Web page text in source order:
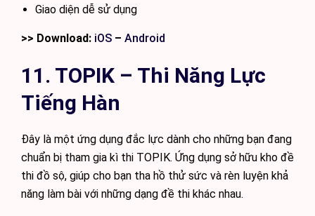
Giao diện dễ sử dụng
>> Download: iOS – Android
11. TOPIK – Thi Năng Lực
Tiếng Hàn
Đây là một ứng dụng đắc lực dành cho những bạn đang
chuẩn bị tham gia kì thi TOPIK. Ứng dụng sở hữu kho đề
thi đồ sộ, giúp cho bạn tha hồ thử sức và rèn luyện khả
năng làm bài với những dạng đề thi khác nhau.